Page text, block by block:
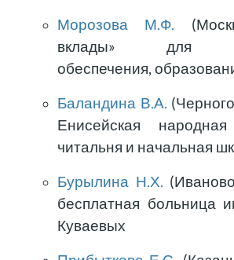
Морозова М.Ф.
вклады» для
обеспечения,
Баландина В.А.
Енисейская народная
читальня и начальная
Бурылина Н.Х.
бесплатная больница
Куваевых